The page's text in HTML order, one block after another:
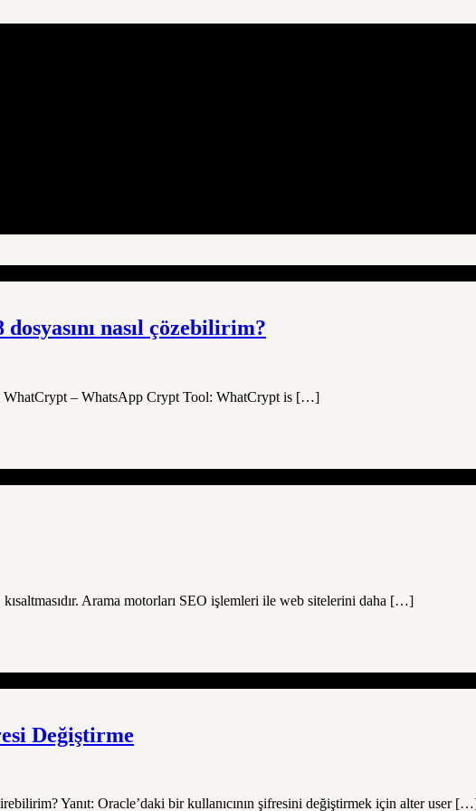
nasıl çözebilirim?
WhatCrypt – WhatsApp Crypt Tool: WhatCrypt is […]
Arama motorları SEO işlemleri ile web sitelerini daha […]
Değiştirme
Yanıt: Oracle’daki bir kullanıcının şifresini değiştirmek için alter user